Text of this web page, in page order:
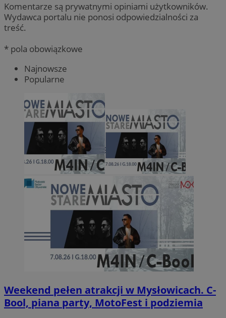
Komentarze są prywatnymi opiniami użytkowników.
Wydawca portalu nie ponosi odpowiedzialności za
treść.
* pola obowiązkowe
Najnowsze
Popularne
Weekend pełen atrakcji w Mysłowicach. C-
Bool, piana party, MotoFest i podziemia